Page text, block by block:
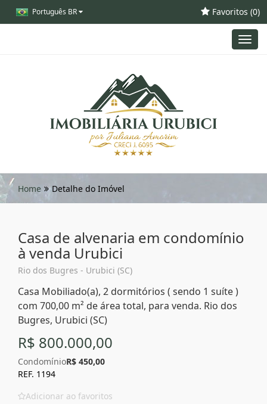
Português BR Favoritos (0)
Home Detalhe do Imóvel
Casa de alvenaria em condomínio
à venda Urubici
Rio dos Bugres - Urubici (SC)
Casa Mobiliado(a), 2 dormitórios ( sendo 1 suíte )
com 700,00 m² de área total, para venda. Rio dos
Bugres, Urubici (SC)
R$ 800.000,00
CondomínioR$ 450,00
REF. 1194
Adicionar ao favoritos